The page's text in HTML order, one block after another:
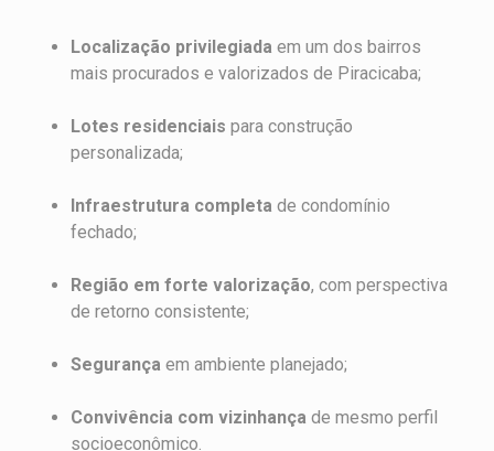
Localização privilegiada em um dos bairros
mais procurados e valorizados de Piracicaba;
Lotes residenciais para construção
personalizada;
Infraestrutura completa de condomínio
fechado;
Região em forte valorização, com perspectiva
de retorno consistente;
Segurança em ambiente planejado;
Convivência com vizinhança de mesmo perfil
socioeconômico.